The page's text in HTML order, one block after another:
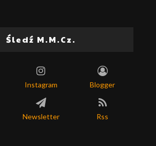
Śledź M.M.Cz.
Instagram Blogger
Newsletter Rss